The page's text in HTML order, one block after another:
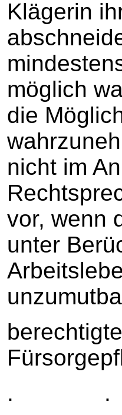
Klägerin
möglich
die
nicht im
vor, wenn
unter
. .